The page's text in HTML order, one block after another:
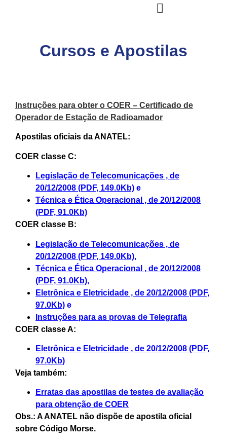
Cursos e Apostilas
Instruções para obter o COER – Certificado de
Operador de Estação de Radioamador
Apostilas oficiais da ANATEL:
COER classe C:
Legislação de Telecomunicações , de
20/12/2008 (PDF, 149.0Kb) e
Técnica e Ética Operacional , de 20/12/2008
(PDF, 91.0Kb)
COER classe B:
Legislação de Telecomunicações , de
20/12/2008 (PDF, 149.0Kb),
Técnica e Ética Operacional , de 20/12/2008
(PDF, 91.0Kb),
Eletrônica e Eletricidade , de 20/12/2008 (PDF,
97.0Kb) e
Instruções para as provas de Telegrafia
COER classe A:
Eletrônica e Eletricidade , de 20/12/2008 (PDF,
97.0Kb)
Veja também:
Erratas das apostilas de testes de avaliação
para obtenção de COER
Obs.: A ANATEL não dispõe de apostila oficial
sobre Código Morse.